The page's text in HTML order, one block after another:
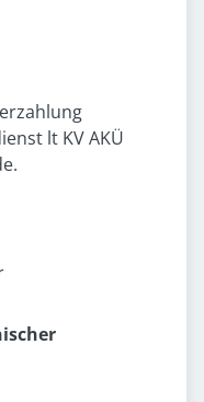
lt KV AKÜ